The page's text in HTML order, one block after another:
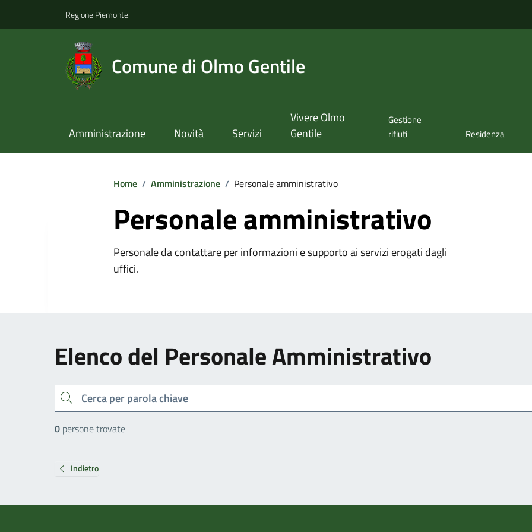
Regione Piemonte
Comune di Olmo Gentile
Amministrazione Novità Servizi
Vivere Olmo
Gentile
Gestione
rifiuti
Residenza
Home / Amministrazione / Personale amministrativo
Personale amministrativo
Personale da contattare per informazioni e supporto ai servizi erogati dagli
uffici.
Elenco del Personale Amministrativo
cerca
0 persone trovate
Indietro